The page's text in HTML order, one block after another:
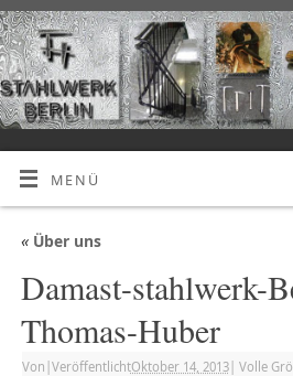
MENÜ
«Über uns
Damast-stahlwerk-
Thomas-Huber
Von |VeröffentlichtOktober 14, 2013| Volle